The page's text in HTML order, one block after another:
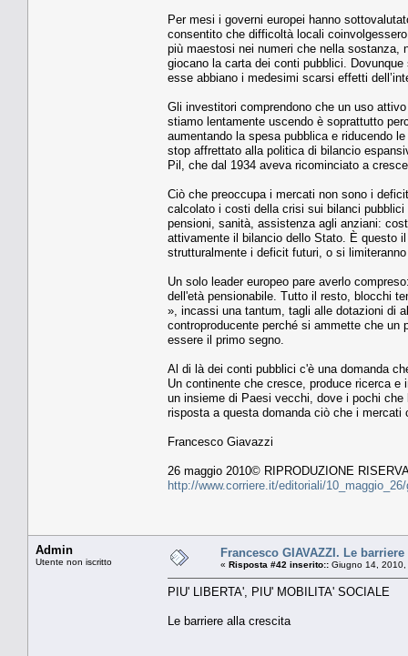
Per mesi i governi europei hanno
consentito che difficoltà locali
più maestosi nei numeri che nella sostanza,
giocano la carta dei conti pubblici.
esse abbiano i medesimi scarsi effetti
Gli investitori comprendono che un uso
stiamo lentamente uscendo è soprattutto
aumentando la spesa pubblica e riducendo
stop affrettato alla politica di bilancio
Pil, che dal 1934 aveva ricominciato a
Ciò che preoccupa i mercati non sono i
calcolato i costi della crisi sui bilanci
pensioni, sanità, assistenza agli anziani:
attivamente il bilancio dello Stato. È questo
strutturalmente i deficit futuri, o si
Un solo leader europeo pare averlo
dell'età pensionabile. Tutto il resto, blocchi
», incassi una tantum, tagli alle dotazioni di
controproducente perché si ammette che un
essere il primo segno.
Al di là dei conti pubblici c'è una domanda
Un continente che cresce, produce ricerca e
un insieme di Paesi vecchi, dove i pochi
risposta a questa domanda ciò che i mercati
Francesco Giavazzi
26 maggio 2010© RIPRODUZIONE
http://www.corriere.it/editoriali/
Admin
Utente non iscritto
Francesco GIAVAZZI. Le
« Risposta #42 inserito:: Giugno 14,
PIU' LIBERTA', PIU' MOBILITA' SOCIALE
Le barriere alla crescita